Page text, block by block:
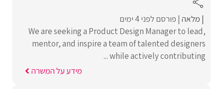
מלאה פורסם לפני 4 ימים
We are seeking a Product Design Manager to lead,
mentor, and inspire a team of talented designers
while actively contributing ...
מידע על המשרה